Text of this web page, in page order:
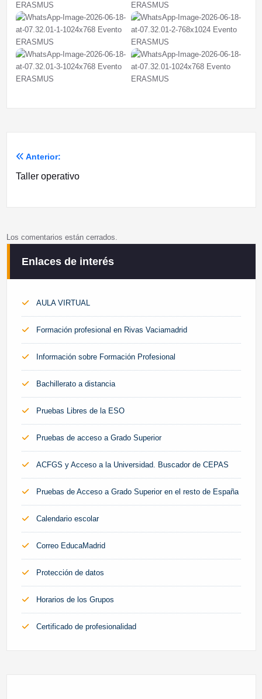
Navegación
Anterior:
Taller operativo
Los comentarios están cerrados.
Enlaces de interés
AULA VIRTUAL
Formación profesional en Rivas Vaciamadrid
Información sobre Formación Profesional
Bachillerato a distancia
Pruebas Libres de la ESO
Pruebas de acceso a Grado Superior
ACFGS y Acceso a la Universidad. Buscador de CEPAS
Pruebas de Acceso a Grado Superior en el resto de España
Calendario escolar
Correo EducaMadrid
Protección de datos
Horarios de los Grupos
Certificado de profesionalidad